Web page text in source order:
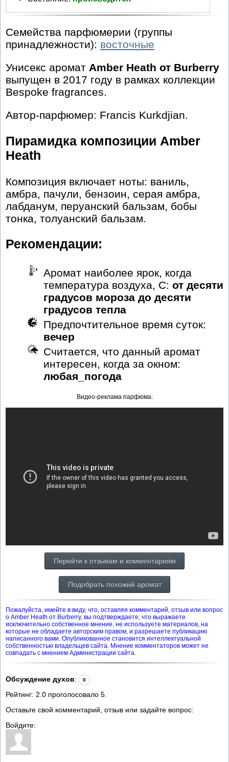
Семейства парфюмерии (группы
принадлежности): восточные
Унисекс аромат Amber Heath от Burberry
выпущен в 2017 году в рамках коллекции
Bespoke fragrances.
Автор-парфюмер: Francis Kurkdjian.
Пирамидка композиции Amber
Heath
Композиция включает ноты: ваниль,
амбра, пачули, бензоин, серая амбра,
лабданум, перуанский бальзам, бобы
тонка, толуанский бальзам.
Рекомендации:
Аромат наиболее ярок, когда
температура воздуха, С: от десяти
градусов мороза до десяти
градусов тепла
Предпочтительное время суток:
вечер
Считается, что данный аромат
интересен, когда за окном:
любая_погода
Видео-реклама парфюма:
Перейти к отзывам и комментариям
Подобрать похожий аромат
Пожалуйста, имейте в виду, что, оставляя комментарий, отзыв или вопрос
о Amber Heath от Burberry, вы подтверждаете, что выражаете
исключительно собственное мнение, не используете материалов, на
которые не обладаете авторским правом, и разрешаете публикацию
написанного вами. Опубликованное становится интеллектуальной
собственностью владельцев сайта. Мнение комментаторов может не
совпадать с мнением Администрации сайта.
Обсуждение духов: 0
Рейтинг: 2.0 проголосовало 5.
Оставьте свой комментарий, отзыв или задайте вопрос:
Войдите: